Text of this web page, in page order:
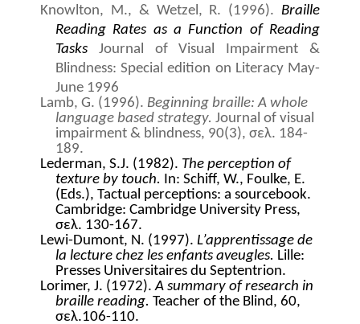
Knowlton, M., & Wetzel, R. (1996).Braille
Reading Rates as a Function of Reading
Tasks
Journal of Visual Impairment &
Blindness: Special edition on Literacy May-
June 1996
Lamb, G. (1996). Beginning braille: A whole
language based strategy. Journal of visual
impairment & blindness, 90(3), σελ. 184-
189.
Lederman, S.J. (1982). The perception of
texture by touch. In: Schiff, W., Foulke, E.
(Eds.), Tactual perceptions: a sourcebook.
Cambridge: Cambridge University Press,
σελ. 130-167.
Lewi-Dumont, N. (1997). L’apprentissage de
la lecture chez les enfants aveugles. Lille:
Presses Universitaires du Septentrion.
Lorimer, J. (1972).A summary of research in
braille reading. Teacher of the Blind, 60,
σελ.106-110.